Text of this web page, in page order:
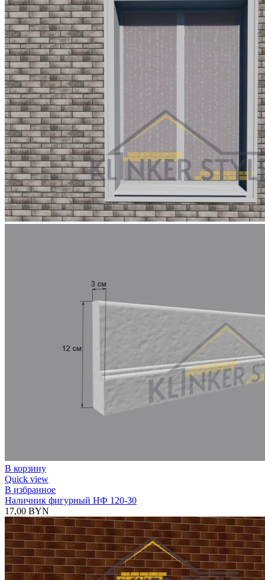
В корзину
Quick view
В избранное
Наличник фигурный НФ 120-30
17,00 BYN